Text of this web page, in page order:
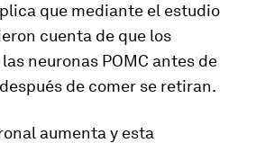
que mediante el estudio
cuenta de que los
neuronas POMC antes de
de comer se retiran.
aumenta y esta